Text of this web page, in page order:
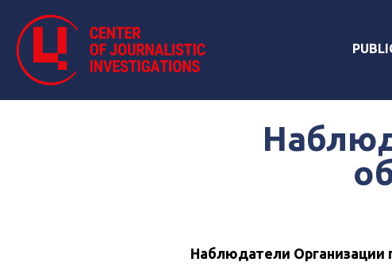
Наблюдатели Организации